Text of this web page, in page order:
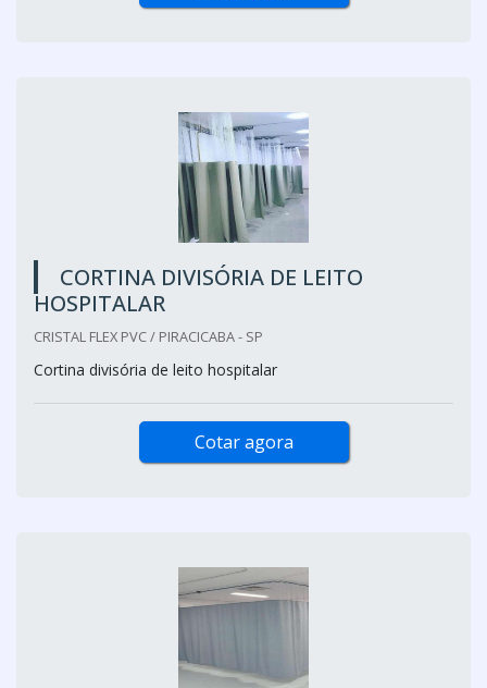
CORTINA DIVISÓRIA DE LEITO
HOSPITALAR
CRISTAL FLEX PVC / PIRACICABA - SP
Cortina divisória de leito hospitalar
Cotar agora